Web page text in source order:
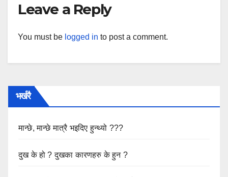
Leave a Reply
You must be logged in to post a comment.
भर्खरै
मान्छे, मान्छे मात्रै भइदिए हुन्थ्यो ???
दुख के हो ? दुखका कारणहरु के हुन ?